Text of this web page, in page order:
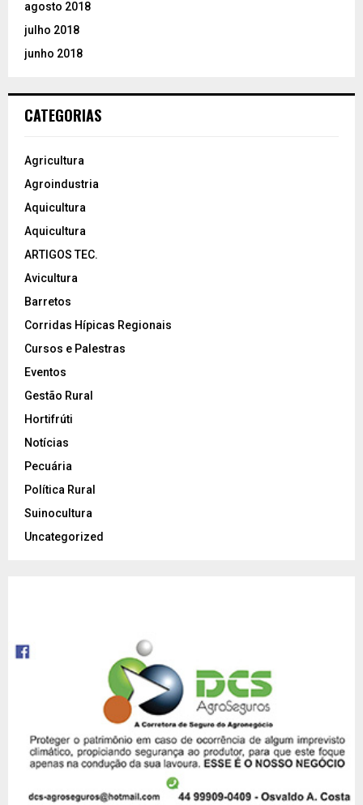
agosto 2018
julho 2018
junho 2018
CATEGORIAS
Agricultura
Agroindustria
Aquicultura
Aquicultura
ARTIGOS TEC.
Avicultura
Barretos
Corridas Hípicas Regionais
Cursos e Palestras
Eventos
Gestão Rural
Hortifrúti
Notícias
Pecuária
Política Rural
Suinocultura
Uncategorized